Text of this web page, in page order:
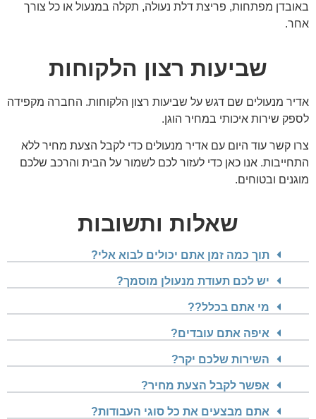
באובדן מפתחות, פריצת דלת נעולה, תקלה במנעול או כל צורך
אחר.
שביעות רצון הלקוחות
אדיר מנעולים שם דגש על שביעות רצון הלקוחות. החברה מקפידה
לספק שירות איכותי במחיר הוגן.
צרו קשר עוד היום עם אדיר מנעולים כדי לקבל הצעת מחיר ללא
התחייבות. אנו כאן כדי לעזור לכם לשמור על הבית והרכב שלכם
מוגנים ובטוחים.
שאלות ותשובות
תוך כמה זמן אתם יכולים לבוא אלי?
יש לכם תעודת מנעולן מוסמך?
מי אתם בכלל??
איפה אתם עובדים?
השירות שלכם יקר?
אפשר לקבל הצעת מחיר?
אתם מבצעים את כל סוגי העבודות?